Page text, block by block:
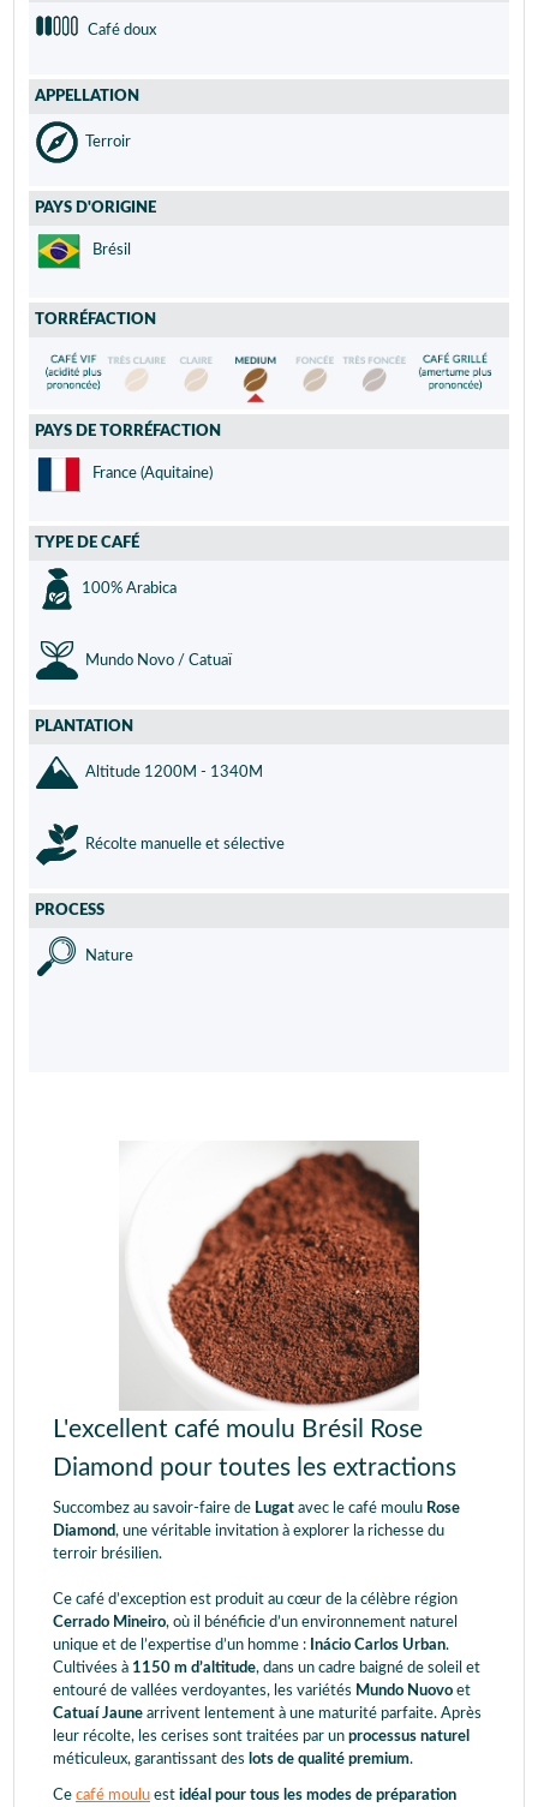
Café doux
APPELLATION
Terroir
PAYS D'ORIGINE
Brésil
TORRÉFACTION
PAYS DE TORRÉFACTION
France (Aquitaine)
TYPE DE CAFÉ
100% Arabica
Mundo Novo / Catuaï
PLANTATION
Altitude 1200M - 1340M
Récolte manuelle et sélective
PROCESS
Nature
L'excellent café moulu Brésil Rose
Diamond pour toutes les extractions
Succombez au savoir-faire de Lugat avec le café moulu Rose
Diamond, une véritable invitation à explorer la richesse du
terroir brésilien.
Ce café d’exception est produit au cœur de la célèbre région
Cerrado Mineiro, où il bénéficie d’un environnement naturel
unique et de l’expertise d’un homme : Inácio Carlos Urban.
Cultivées à 1150 m d’altitude, dans un cadre baigné de soleil et
entouré de vallées verdoyantes, les variétés Mundo Nuovo et
Catuaí Jaune arrivent lentement à une maturité parfaite. Après
leur récolte, les cerises sont traitées par un processus naturel
méticuleux, garantissant des lots de qualité premium.
Ce café moulu est idéal pour tous les modes de préparation